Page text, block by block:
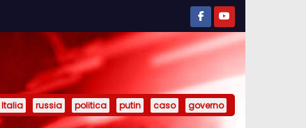
Italia russia politica putin caso governo